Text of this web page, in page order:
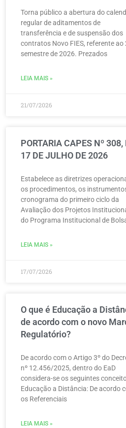
Torna público a abertura do
regular de aditamentos de
transferência e de suspensão dos
contratos Novo FIES, referente ao
semestre de 2026. Prezados
LEIA MAIS »
21/07/2026
PORTARIA CAPES Nº 308,
17 DE JULHO DE 2026
Estabelece as diretrizes
os procedimentos, os
cronograma do primeiro ciclo da
Avaliação dos Projetos
do Programa Institucional de
LEIA MAIS »
17/07/2026
O que é Educação a
de acordo com o novo
Regulatório?
De acordo com o Artigo 3º do
nº 12.456/2025, dentro do EaD
considera-se os seguintes
Educação a Distância: De acordo
os Referenciais
LEIA MAIS »